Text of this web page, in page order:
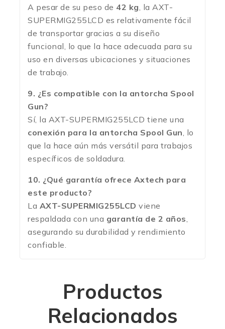
A pesar de su peso de 42 kg, la AXT-
SUPERMIG255LCD es relativamente fácil
de transportar gracias a su diseño
funcional, lo que la hace adecuada para su
uso en diversas ubicaciones y situaciones
de trabajo.
9. ¿Es compatible con la antorcha Spool
Gun?
Sí, la AXT-SUPERMIG255LCD tiene una
conexión para la antorcha Spool Gun, lo
que la hace aún más versátil para trabajos
específicos de soldadura.
10. ¿Qué garantía ofrece Axtech para
este producto?
La AXT-SUPERMIG255LCD viene
respaldada con una garantía de 2 años,
asegurando su durabilidad y rendimiento
confiable.
Productos
Relacionados